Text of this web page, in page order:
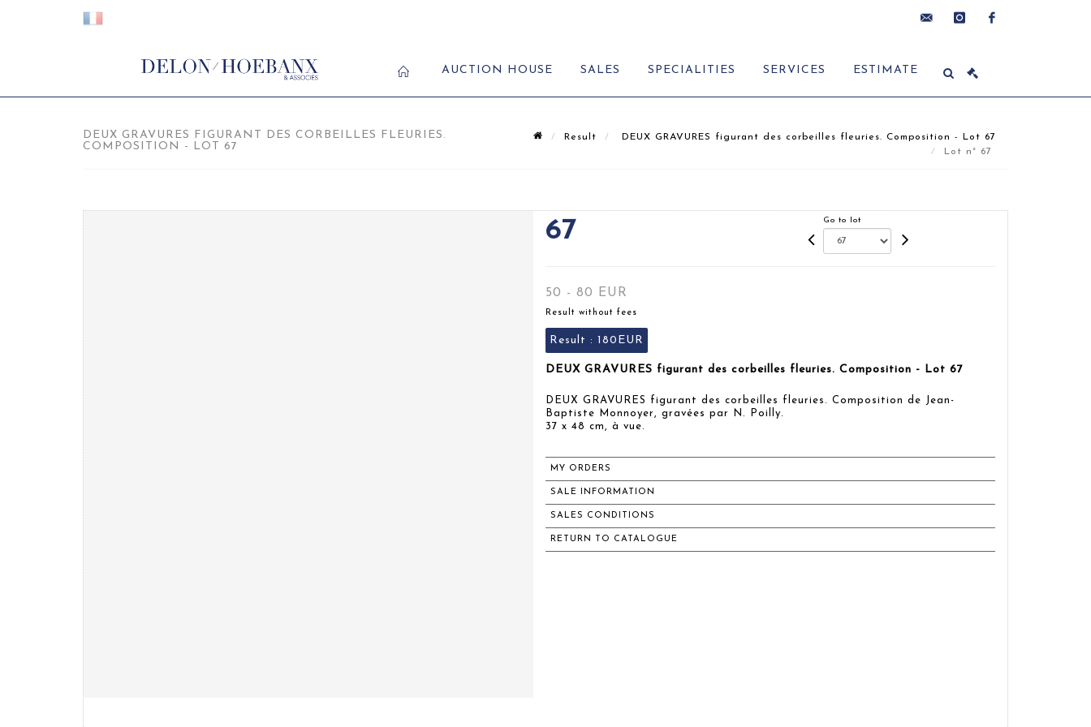
AUCTION HOUSE SALES SPECIALITIES SERVICES ESTIMATE
DEUX GRAVURES FIGURANT DES CORBEILLES FLEURIES.
COMPOSITION - LOT 67
Result
DEUX GRAVURES figurant des corbeilles fleuries. Composition - Lot 67
Lot n° 67
67 Go to lot
50 - 80 EUR
Result without fees
Result : 180EUR
DEUX GRAVURES figurant des corbeilles fleuries. Composition - Lot 67
DEUX GRAVURES figurant des corbeilles fleuries. Composition de Jean-
Baptiste Monnoyer, gravées par N. Poilly.
37 x 48 cm, à vue.
MY ORDERS
SALE INFORMATION
SALES CONDITIONS
RETURN TO CATALOGUE